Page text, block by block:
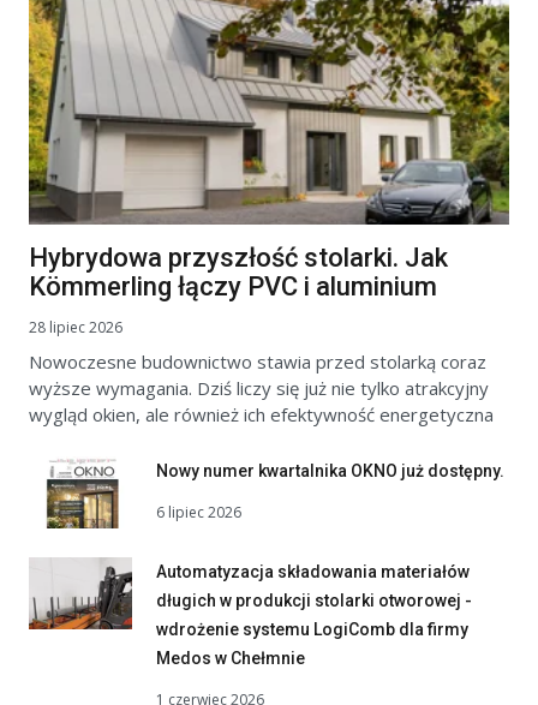
Hybrydowa przyszłość stolarki. Jak
Kömmerling łączy PVC i aluminium
28 lipiec 2026
Nowoczesne budownictwo stawia przed stolarką coraz
wyższe wymagania. Dziś liczy się już nie tylko atrakcyjny
wygląd okien, ale również ich efektywność energetyczna
Nowy numer kwartalnika OKNO już dostępny.
6 lipiec 2026
Automatyzacja składowania materiałów
długich w produkcji stolarki otworowej -
wdrożenie systemu LogiComb dla firmy
Medos w Chełmnie
1 czerwiec 2026